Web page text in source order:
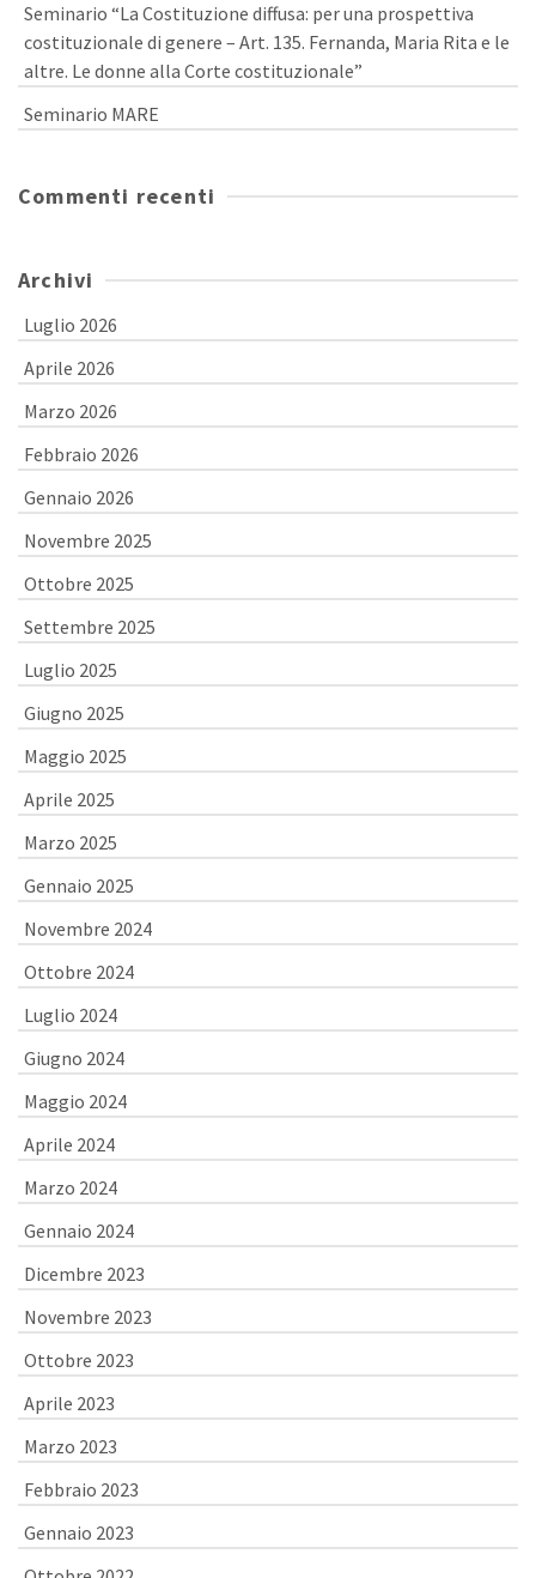
Seminario “La Costituzione diffusa: per una prospettiva
costituzionale di genere – Art. 135. Fernanda, Maria Rita e le
altre. Le donne alla Corte costituzionale”
Seminario MARE
Commenti recenti
Archivi
Luglio 2026
Aprile 2026
Marzo 2026
Febbraio 2026
Gennaio 2026
Novembre 2025
Ottobre 2025
Settembre 2025
Luglio 2025
Giugno 2025
Maggio 2025
Aprile 2025
Marzo 2025
Gennaio 2025
Novembre 2024
Ottobre 2024
Luglio 2024
Giugno 2024
Maggio 2024
Aprile 2024
Marzo 2024
Gennaio 2024
Dicembre 2023
Novembre 2023
Ottobre 2023
Aprile 2023
Marzo 2023
Febbraio 2023
Gennaio 2023